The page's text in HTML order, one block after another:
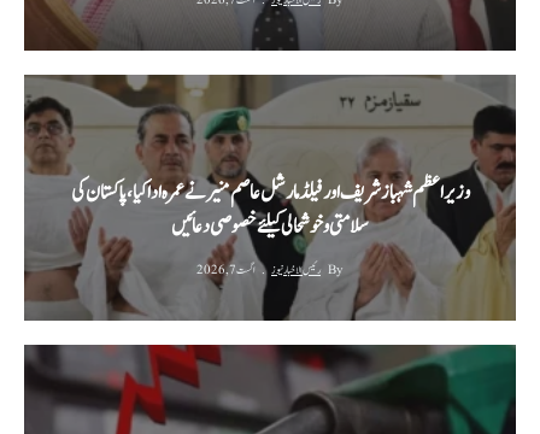
وزیراعظم شہباز شریف اور فیلڈ مارشل عاصم منیر نے عمرہ ادا کیا، پاکستان کی
سلامتی و خوشحالی کیلئے خصوصی دعائیں
By رئیس الاخبار نیوز اگست 7, 2026